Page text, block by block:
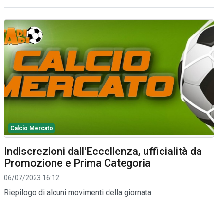
Calcio Mercato
Indiscrezioni dall'Eccellenza, ufficialità da
Promozione e Prima Categoria
06/07/2023 16:12
Riepilogo di alcuni movimenti della giornata